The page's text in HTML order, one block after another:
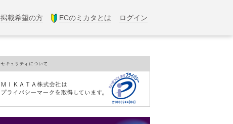
掲載希望の方 ECのミカタとは ログイン